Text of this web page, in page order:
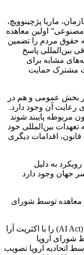
ماریا پژچینوویچ،
اولین معاهده
حقوق مردم را تضمین
بین‌المللی پاسخ
مشابه برای
مشترک حمایت
بخش عمومی و هم در
آن وجود دارد.
مربوطه پایبند شوند
تعهدات بین‌المللی خود
اقدامات دیگری
به دلیل
جهان وجود دارد
قبل‌تر، پارلمان اروپا قانون هوش مصنوعی (AI Act) را با اکثریت آرا
شورای اروپا
اتحادیه اروپا تصویب